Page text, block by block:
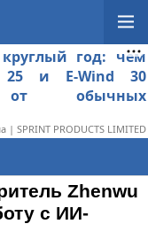
год: чем
25 и E-Wind 30
от обычных
| SPRINT PRODUCTS LIMITED
Zhenwu
с ИИ-